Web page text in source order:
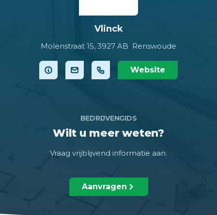
Vlinck
Molenstraat 15, 3927 AB Renswoude
Website
BEDRIJVENGIDS
Wilt u meer weten?
Vraag vrijblijvend informatie aan.
Aanvragen